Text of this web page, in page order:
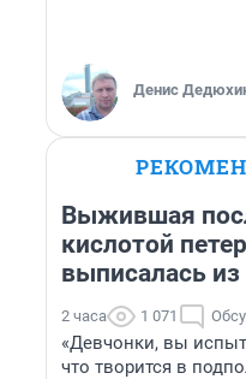
Денис
Выжившая
кислотой
выписалась
2 часа 1 071
«Девчонки, вы
что творится в